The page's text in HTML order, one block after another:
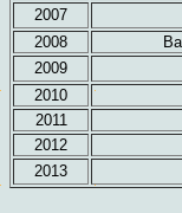
2007
2008
2009
2010
2011
2012
2013